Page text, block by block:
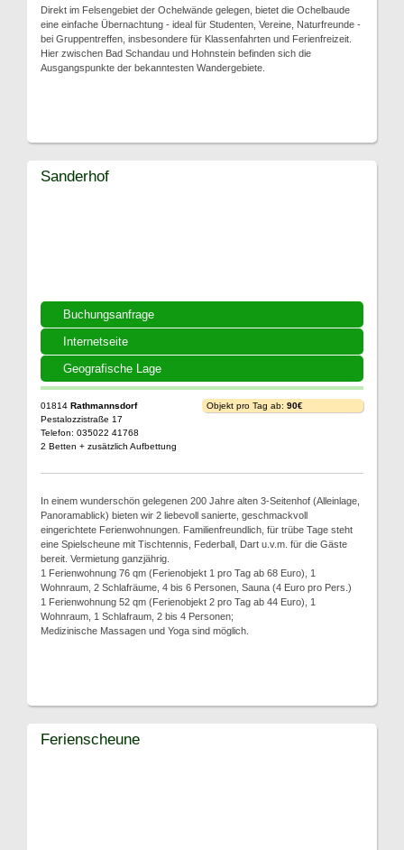
Direkt im Felsengebiet der Ochelwände gelegen, bietet die Ochelbaude
eine einfache Übernachtung - ideal für Studenten, Vereine, Naturfreunde -
bei Gruppentreffen, insbesondere für Klassenfahrten und Ferienfreizeit.
Hier zwischen Bad Schandau und Hohnstein befinden sich die
Ausgangspunkte der bekanntesten Wandergebiete.
Buchungsanfrage
Internetseite
Geografische Lage
Sanderhof
01814 Rathmannsdorf
Pestalozzistraße 17
Telefon: 035022 41768
2 Betten + zusätzlich Aufbettung
Objekt pro Tag ab: 90€
In einem wunderschön gelegenen 200 Jahre alten 3-Seitenhof (Alleinlage,
Panoramablick) bieten wir 2 liebevoll sanierte, geschmackvoll
eingerichtete Ferienwohnungen. Familienfreundlich, für trübe Tage steht
eine Spielscheune mit Tischtennis, Federball, Dart u.v.m. für die Gäste
bereit. Vermietung ganzjährig.
1 Ferienwohnung 76 qm (Ferienobjekt 1 pro Tag ab 68 Euro), 1
Wohnraum, 2 Schlafräume, 4 bis 6 Personen, Sauna (4 Euro pro Pers.)
1 Ferienwohnung 52 qm (Ferienobjekt 2 pro Tag ab 44 Euro), 1
Wohnraum, 1 Schlafraum, 2 bis 4 Personen;
Medizinische Massagen und Yoga sind möglich.
Ferienscheune